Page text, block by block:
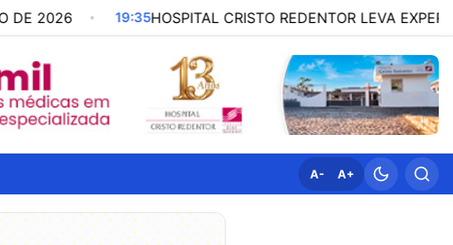
19:35HOSPITAL CRISTO REDENTOR LEVA EXPERIÊNCIA EM
A- A+